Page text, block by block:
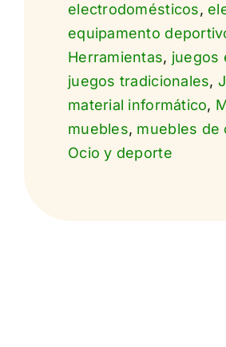
electrodomésticos,
equipamento
Herramientas, juegos
juegos tradicionales,
material informático,
muebles, muebles de
Ocio y deporte